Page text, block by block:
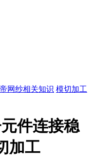
网纱相关知识 模切加工
件连接稳
加工